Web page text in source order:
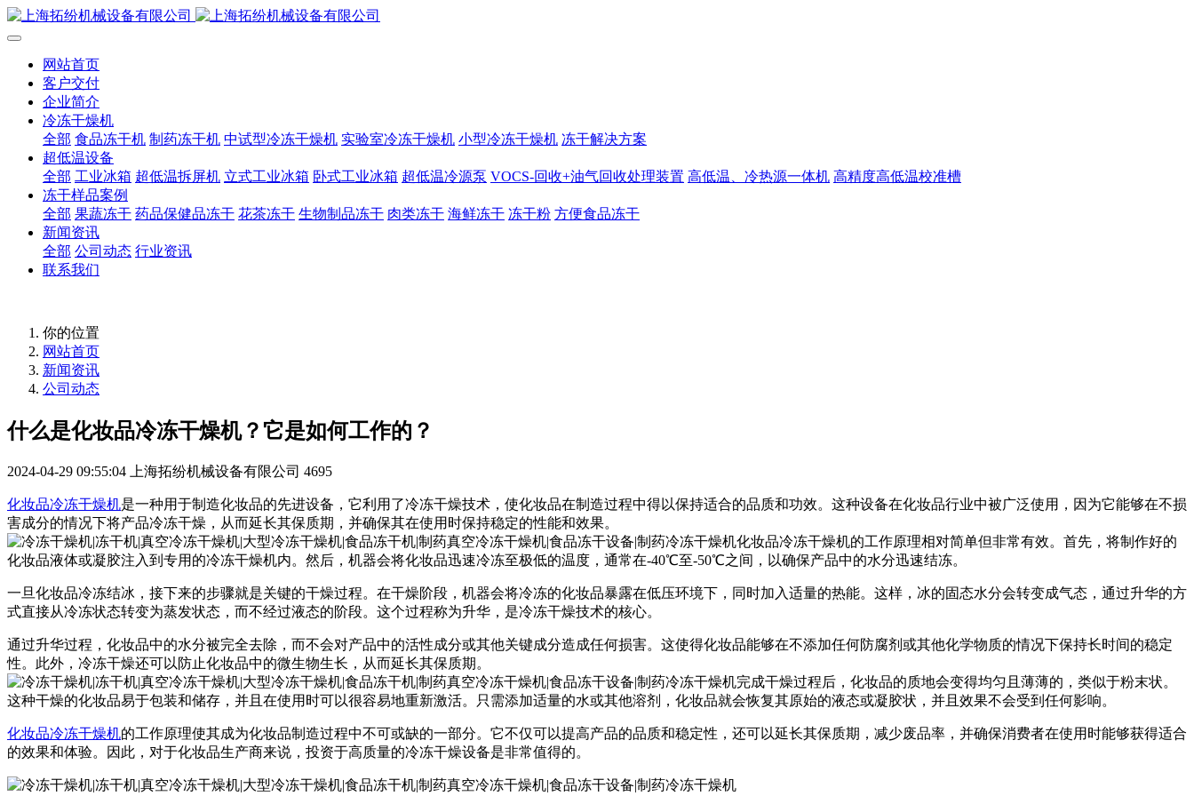
网站首页
客户交付
企业简介
冷冻干燥机
全部 食品冻干机 制药冻干机 中试型冷冻干燥机 实验室冷冻干燥机 小型冷冻干燥机 冻干解决方案
超低温设备
全部 工业冰箱 超低温拆屏机 立式工业冰箱 卧式工业冰箱 超低温冷源泵 VOCS-回收+油气回收处理装置 高低温、冷热源一体机 高精度高低温校准槽
冻干样品案例
全部 果蔬冻干 药品保健品冻干 花茶冻干 生物制品冻干 肉类冻干 海鲜冻干 冻干粉 方便食品冻干
新闻资讯
全部 公司动态 行业资讯
联系我们
你的位置
网站首页
新闻资讯
公司动态
什么是化妆品冷冻干燥机？它是如何工作的？
2024-04-29 09:55:04 上海拓纷机械设备有限公司 4695
化妆品冷冻干燥机是一种用于制造化妆品的先进设备，它利用了冷冻干燥技术，使化妆品在制造过程中得以保持适合的品质和功效。这种设备在化妆品行业中被广泛使用，因为它能够在不损
害成分的情况下将产品冷冻干燥，从而延长其保质期，并确保其在使用时保持稳定的性能和效果。
化妆品冷冻干燥机的工作原理相对简单但非常有效。首先，将制作好的
化妆品液体或凝胶注入到专用的冷冻干燥机内。然后，机器会将化妆品迅速冷冻至极低的温度，通常在-40℃至-50℃之间，以确保产品中的水分迅速结冻。
一旦化妆品冷冻结冰，接下来的步骤就是关键的干燥过程。在干燥阶段，机器会将冷冻的化妆品暴露在低压环境下，同时加入适量的热能。这样，冰的固态水分会转变成气态，通过升华的方
式直接从冷冻状态转变为蒸发状态，而不经过液态的阶段。这个过程称为升华，是冷冻干燥技术的核心。
通过升华过程，化妆品中的水分被完全去除，而不会对产品中的活性成分或其他关键成分造成任何损害。这使得化妆品能够在不添加任何防腐剂或其他化学物质的情况下保持长时间的稳定
性。此外，冷冻干燥还可以防止化妆品中的微生物生长，从而延长其保质期。
完成干燥过程后，化妆品的质地会变得均匀且薄薄的，类似于粉末状。
这种干燥的化妆品易于包装和储存，并且在使用时可以很容易地重新激活。只需添加适量的水或其他溶剂，化妆品就会恢复其原始的液态或凝胶状，并且效果不会受到任何影响。
化妆品冷冻干燥机的工作原理使其成为化妆品制造过程中不可或缺的一部分。它不仅可以提高产品的品质和稳定性，还可以延长其保质期，减少废品率，并确保消费者在使用时能够获得适合
的效果和体验。因此，对于化妆品生产商来说，投资于高质量的冷冻干燥设备是非常值得的。